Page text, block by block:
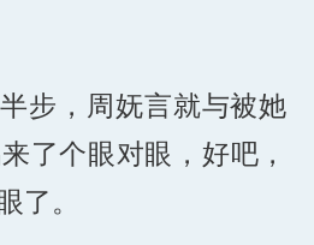
步，周妩言就与被她
了个眼对眼，好吧，
了。